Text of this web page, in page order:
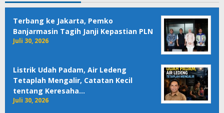
Terbang ke Jakarta, Pemko
Banjarmasin Tagih Janji Kepastian PLN
Juli 30, 2026
Listrik Udah Padam, Air Ledeng
Tetaplah Mengalir, Catatan Kecil
tentang Keresaha…
Juli 30, 2026